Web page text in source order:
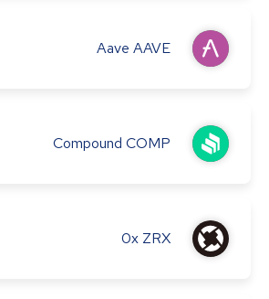
Aave AAVE
Compound COMP
0x ZRX